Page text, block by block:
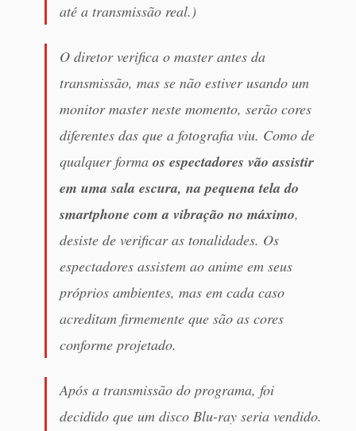
até a transmissão real.)
O diretor verifica o master antes da
transmissão, mas se não estiver usando um
monitor master neste momento, serão cores
diferentes das que a fotografia viu. Como de
qualquer forma os espectadores vão assistir
em uma sala escura, na pequena tela do
smartphone com a vibração no máximo,
desiste de verificar as tonalidades. Os
espectadores assistem ao anime em seus
próprios ambientes, mas em cada caso
acreditam firmemente que são as cores
conforme projetado.
Após a transmissão do programa, foi
decidido que um disco Blu-ray seria vendido.